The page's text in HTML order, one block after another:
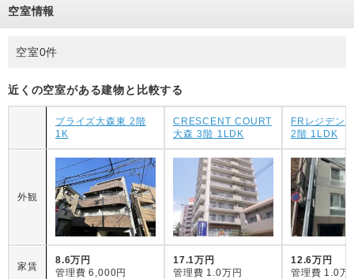
空室情報
空室0件
近くの空室がある建物と比較する
ブライズ大森東 2階
1K
CRESCENT COURT
大森 3階 1LDK
FRレジデン
2階 1LDK
外観
家賃
8.6万円
管理費 6,000円
17.1万円
管理費 1.0万円
12.6万円
管理費 1.0万